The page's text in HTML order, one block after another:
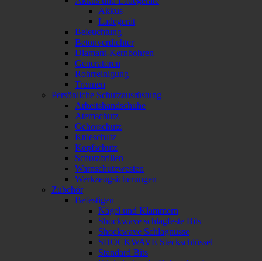
Akkus
Ladegerät
Beleuchtung
Betonverdichter
Diamant-Kernbohren
Generatoren
Rohrreinigung
Trennen
Persönliche Schutzausrüstung
Arbeitshandschuhe
Atemschutz
Gehörschutz
Knieschutz
Kopfschutz
Schutzbrillen
Warnschutzwesten
Werkzeugsicherungen
Zubehör
Befestigen
Nägel und Klammern
Shockwave schlagfeste Bits
Shockwave Schlagnüsse
SHOCKWAVE Steckschlüssel
Standard Bits